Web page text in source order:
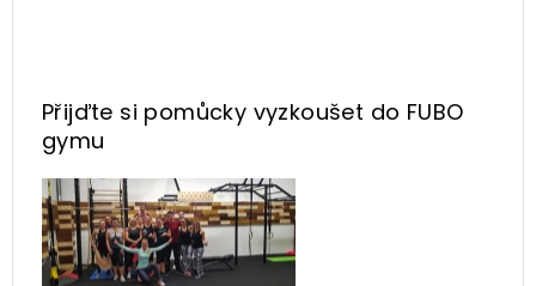
Přijďte si pomůcky vyzkoušet do FUBO
gymu